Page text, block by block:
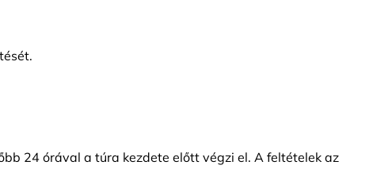
24 órával a túra kezdete előtt végzi el. A feltételek az